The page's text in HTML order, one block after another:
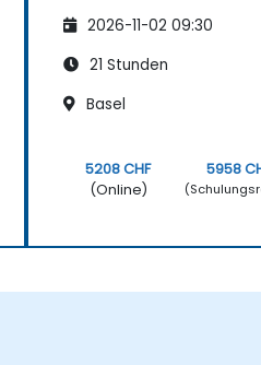
2026-11-02 09:30
21 Stunden
Basel
5208 CHF
(Online)
5958